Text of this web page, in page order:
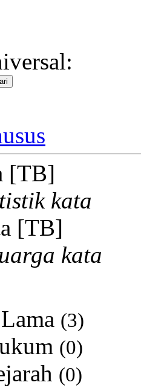
[TB]
kata
[TB]
kata
(3)
(0)
(0)